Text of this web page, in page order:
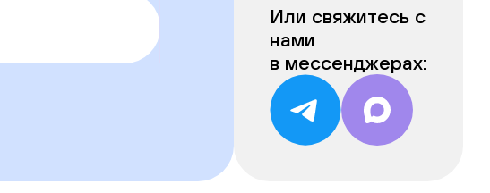
Или свяжитесь с
нами
в мессенджерах: